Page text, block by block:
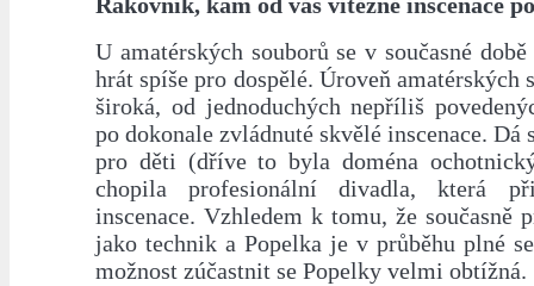
Rakovník, kam od vás vítězné inscenace
U amatérských souborů se v současné
hrát spíše pro dospělé. Úroveň amatérských
široká, od jednoduchých nepříliš
po dokonale zvládnuté skvělé inscenace.
pro děti (dříve to byla doména
chopila profesionální divadla, která
inscenace. Vzhledem k tomu, že současně
jako technik a Popelka je v průběhu plné
možnost zúčastnit se Popelky velmi obtížná.